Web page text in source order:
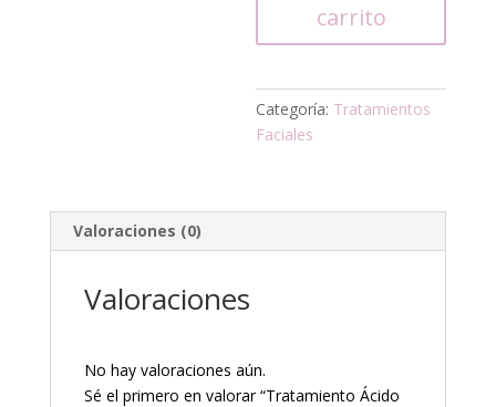
carrito
Categoría: Tratamientos
Faciales
Valoraciones (0)
Valoraciones
No hay valoraciones aún.
Sé el primero en valorar “Tratamiento Ácido